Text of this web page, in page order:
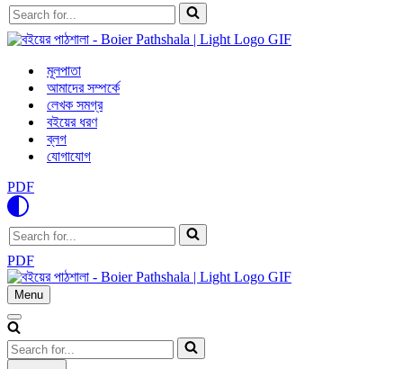
Search
for...
মূলপাতা
আমাদের সম্পর্কে
লেখক সমগ্র
বইয়ের ধরণ
ব্লগ
যোগাযোগ
PDF
Search
for...
PDF
Menu
Navigation
Navigation
Menu
Search
for...